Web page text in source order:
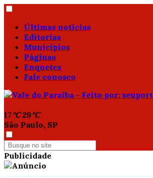
Últimas notícias
Editorias
Municípios
Páginas
Enquetes
Fale conosco
17°C 29°C
São Paulo, SP
Publicidade